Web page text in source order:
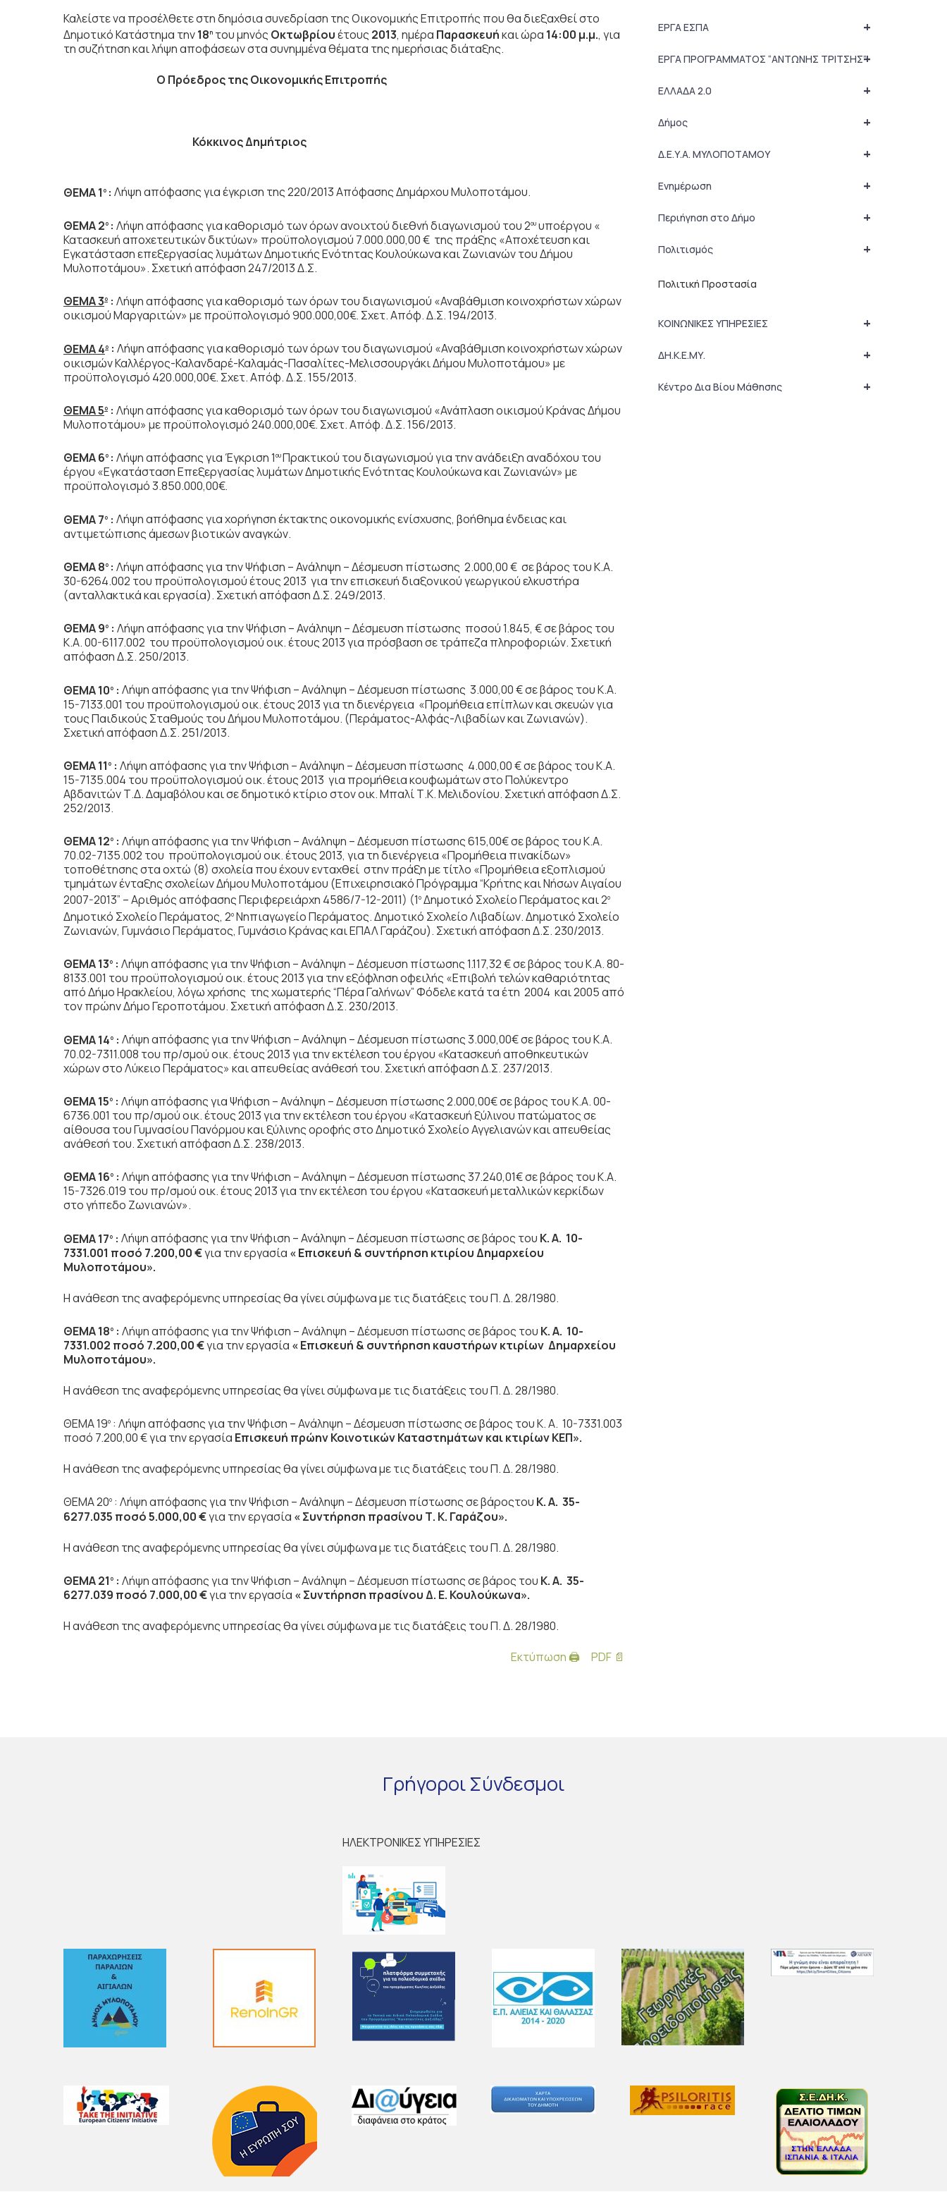
Καλείστε να προσέλθετε στη δημόσια συνεδρίαση της Οικονομικής Επιτροπής που θα διεξαχθεί στο
Δημοτικό Κατάστημα την18η του μηνός Οκτωβρίουέτους 2013, ημέρα Παρασκευήκαι ώρα 14:00 μ.μ., για
τη συζήτησηκαι λήψη αποφάσεων στα συνημμένα θέματα της ημερήσιας διάταξης.
Ο Πρόεδροςτης Οικονομικής Επιτροπής
Κόκκινος Δημήτριος
ΘΕΜΑ 1 ο : Λήψη απόφασης για έγκριση της 220/2013 Απόφασης Δημάρχου Μυλοποτάμου.
ΘΕΜΑ 2ο : Λήψη απόφασης για καθορισμό των όρων ανοιχτού διεθνή διαγωνισμού του 2ου υποέργου «
Κατασκευή αποχετευτικών δικτύων» προϋπολογισμού 7.000.000,00 € της πράξης «Αποχέτευση και
Εγκατάσταση επεξεργασίας λυμάτων Δημοτικής Ενότητας Κουλούκωνα και Ζωνιανών του Δήμου
Μυλοποτάμου». Σχετική απόφαση 247/2013 Δ.Σ.
ΘΕΜΑ 3ο : Λήψη απόφασης για καθορισμό των όρων του διαγωνισμού «Αναβάθμιση κοινοχρήστων χώρων
οικισμού Μαργαριτών» με προϋπολογισμό 900.000,00€. Σχετ. Απόφ. Δ.Σ. 194/2013.
ΘΕΜΑ 4ο : Λήψη απόφασης για καθορισμό των όρων του διαγωνισμού «Αναβάθμιση κοινοχρήστων χώρων
οικισμών Καλλέργος-Καλανδαρέ-Καλαμάς-Πασαλίτες-Μελισσουργάκι Δήμου Μυλοποτάμου» με
προϋπολογισμό 420.000,00€. Σχετ. Απόφ. Δ.Σ. 155/2013.
ΘΕΜΑ 5ο : Λήψη απόφασης για καθορισμό των όρων του διαγωνισμού «Ανάπλαση οικισμού Κράνας Δήμου
Μυλοποτάμου» με προϋπολογισμό 240.000,00€. Σχετ. Απόφ. Δ.Σ. 156/2013.
ΘΕΜΑ 6ο : Λήψη απόφασης για Έγκριση 1ουΠρακτικού του διαγωνισμού για την ανάδειξη αναδόχου του
έργου «Εγκατάσταση Επεξεργασίας λυμάτων Δημοτικής Ενότητας Κουλούκωνα και Ζωνιανών» με
προϋπολογισμό 3.850.000,00€.
ΘΕΜΑ 7ο : Λήψη απόφασης για χορήγηση έκτακτης οικονομικής ενίσχυσης, βοήθημα ένδειας και
αντιμετώπισης άμεσων βιοτικών αναγκών.
ΘΕΜΑ 8ο : Λήψη απόφασης για την Ψήφιση – Ανάληψη – Δέσμευση πίστωσης 2.000,00 € σε βάρος του Κ.Α.
30-6264.002 του προϋπολογισμού έτους 2013 για την επισκευή διαξονικού γεωργικού ελκυστήρα
(ανταλλακτικά και εργασία). Σχετική απόφαση Δ.Σ. 249/2013.
ΘΕΜΑ 9ο : Λήψη απόφασης για την Ψήφιση – Ανάληψη – Δέσμευση πίστωσης ποσού 1.845, € σε βάρος του
Κ.Α. 00-6117.002 του προϋπολογισμού οικ. έτους 2013 για πρόσβαση σε τράπεζα πληροφοριών. Σχετική
απόφαση Δ.Σ. 250/2013.
ΘΕΜΑ 10ο : Λήψη απόφασης για την Ψήφιση – Ανάληψη – Δέσμευση πίστωσης 3.000,00 € σε βάρος του Κ.Α.
15-7133.001 του προϋπολογισμού οικ. έτους 2013 για τη διενέργεια «Προμήθεια επίπλων και σκευών για
τους Παιδικούς Σταθμούς του Δήμου Μυλοποτάμου. (Περάματος-Αλφάς-Λιβαδίων και Ζωνιανών).
Σχετική απόφαση Δ.Σ. 251/2013.
ΘΕΜΑ 11 ο : Λήψη απόφασης για την Ψήφιση – Ανάληψη – Δέσμευση πίστωσης 4.000,00 € σε βάρος του Κ.Α.
15-7135.004 του προϋπολογισμού οικ. έτους 2013 για προμήθεια κουφωμάτων στο Πολύκεντρο
Αβδανιτών Τ.Δ. Δαμαβόλου και σε δημοτικό κτίριο στον οικ. Μπαλί Τ.Κ. Μελιδονίου. Σχετική απόφαση Δ.Σ.
252/2013.
ΘΕΜΑ 12ο : Λήψη απόφασης για την Ψήφιση – Ανάληψη – Δέσμευση πίστωσης 615,00€ σε βάρος του Κ.Α.
70.02-7135.002 του προϋπολογισμού οικ. έτους 2013, για τη διενέργεια «Προμήθεια πινακίδων»
τοποθέτησης στα οχτώ (8) σχολεία που έχουν ενταχθεί στην πράξη με τίτλο «Προμήθεια εξοπλισμού
τμημάτων ένταξης σχολείων Δήμου Μυλοποτάμου (Επιχειρησιακό Πρόγραμμα “Κρήτης και Νήσων Αιγαίου
2007-2013” – Αριθμός απόφασης Περιφερειάρχη 4586/7-12-2011) (1ο Δημοτικό Σχολείο Περάματος και 2ο
Δημοτικό Σχολείο Περάματος, 2ο Νηπιαγωγείο Περάματος. Δημοτικό Σχολείο Λιβαδίων. Δημοτικό Σχολείο
Ζωνιανών, Γυμνάσιο Περάματος, Γυμνάσιο Κράνας και ΕΠΑΛ Γαράζου). Σχετική απόφαση Δ.Σ. 230/2013.
ΘΕΜΑ 13ο : Λήψη απόφασης για την Ψήφιση – Ανάληψη – Δέσμευση πίστωσης 1.117,32 € σε βάρος του Κ.Α. 80-
8133.001 του προϋπολογισμού οικ. έτους 2013 για την εξόφληση οφειλής «Επιβολή τελών καθαριότητας
από Δήμο Ηρακλείου, λόγω χρήσης της χωματερής “Πέρα Γαλήνων” Φόδελε κατά τα έτη 2004 και 2005 από
τον πρώην Δήμο Γεροποτάμου. Σχετική απόφαση Δ.Σ. 230/2013.
ΘΕΜΑ 14ο : Λήψη απόφασης για την Ψήφιση – Ανάληψη – Δέσμευση πίστωσης 3.000,00€ σε βάρος του Κ.Α.
70.02-7311.008 του πρ/σμού οικ. έτους 2013 για την εκτέλεση του έργου «Κατασκευή αποθηκευτικών
χώρων στο Λύκειο Περάματος» και απευθείας ανάθεσή του. Σχετική απόφαση Δ.Σ. 237/2013.
ΘΕΜΑ 15ο : Λήψη απόφασης για Ψήφιση – Ανάληψη – Δέσμευση πίστωσης 2.000,00€ σε βάρος του Κ.Α. 00-
6736.001 του πρ/σμού οικ. έτους 2013 για την εκτέλεση του έργου «Κατασκευή ξύλινου πατώματος σε
αίθουσα του Γυμνασίου Πανόρμου και ξύλινης οροφής στο Δημοτικό Σχολείο Αγγελιανών και απευθείας
ανάθεσή του. Σχετική απόφαση Δ.Σ. 238/2013.
ΘΕΜΑ 16ο : Λήψη απόφασης για την Ψήφιση – Ανάληψη – Δέσμευση πίστωσης 37.240,01€ σε βάρος του Κ.Α.
15-7326.019 του πρ/σμού οικ. έτους 2013 για την εκτέλεση του έργου «Κατασκευή μεταλλικών κερκίδων
στο γήπεδο Ζωνιανών».
ΘΕΜΑ 17ο : Λήψη απόφασης για την Ψήφιση – Ανάληψη – Δέσμευση πίστωσης σε βάρος του Κ. Α. 10-
7331.001 ποσό 7.200,00 €για την εργασία « Επισκευή & συντήρηση κτιρίου Δημαρχείου
Μυλοποτάμου».
Η ανάθεση της αναφερόμενης υπηρεσίας θα γίνει σύμφωνα με τις διατάξεις του Π. Δ. 28/1980.
ΘΕΜΑ 18ο : Λήψη απόφασης για την Ψήφιση – Ανάληψη – Δέσμευση πίστωσης σε βάρος του Κ. Α. 10-
7331.002 ποσό 7.200,00 €για την εργασία « Επισκευή & συντήρηση καυστήρων κτιρίων Δημαρχείου
Μυλοποτάμου».
Η ανάθεση της αναφερόμενης υπηρεσίας θα γίνει σύμφωνα με τις διατάξεις του Π. Δ. 28/1980.
ΘΕΜΑ 19ο : Λήψη απόφασης για την Ψήφιση – Ανάληψη – Δέσμευση πίστωσης σε βάρος του Κ. Α. 10-7331.003
ποσό 7.200,00 € για την εργασία Επισκευή πρώηνΚοινοτικών Καταστημάτων και κτιρίων ΚΕΠ».
Η ανάθεση της αναφερόμενης υπηρεσίας θα γίνει σύμφωνα με τις διατάξεις του Π. Δ. 28/1980.
ΘΕΜΑ 20ο : Λήψη απόφασης για την Ψήφιση – Ανάληψη – Δέσμευση πίστωσης σε βάροςτου Κ. Α. 35-
6277.035 ποσό 5.000,00 €για την εργασία « Συντήρηση πρασίνου Τ. Κ. Γαράζου».
Η ανάθεση της αναφερόμενης υπηρεσίας θα γίνει σύμφωνα με τις διατάξεις του Π. Δ. 28/1980.
ΘΕΜΑ 21 ο : Λήψη απόφασης για την Ψήφιση – Ανάληψη – Δέσμευση πίστωσηςσε βάρος του Κ. Α. 35-
6277.039 ποσό 7.000,00 €για την εργασία « Συντήρηση πρασίνου Δ. Ε. Κουλούκωνα».
Η ανάθεση της αναφερόμενης υπηρεσίας θα γίνει σύμφωνα με τις διατάξεις του Π. Δ. 28/1980.
Εκτύπωση 🖨
PDF 📄
+
ΕΡΓΑ ΕΣΠΑ
+
ΕΡΓΑ ΠΡΟΓΡΑΜΜΑΤΟΣ “ΑΝΤΩΝΗΣ ΤΡΙΤΣΗΣ”
+
ΕΛΛΑΔΑ 2.0
+
Δήμος
+
Δ.Ε.Υ.Α. ΜΥΛΟΠΟΤΑΜΟΥ
+
Ενημέρωση
+
Περιήγηση στο Δήμο
+
Πολιτισμός
Πολιτική Προστασία
+
ΚΟΙΝΩΝΙΚΕΣ ΥΠΗΡΕΣΙΕΣ
+
ΔΗ.Κ.Ε.ΜΥ.
+
Κέντρο Δια Βίου Μάθησης
ΓρήγοροιΣύνδεσμοι
ΗΛΕΚΤΡΟΝΙΚΕΣ ΥΠΗΡΕΣΙΕΣ